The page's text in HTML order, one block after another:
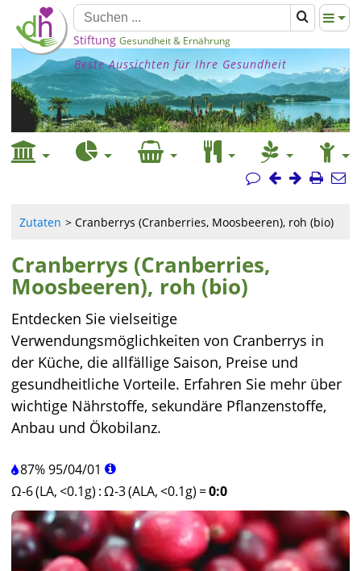
Stiftung Gesundheit & Ernährung
Beste Aussichten für Ihre Gesundheit
Zutaten Cranberrys (Cranberries, Moosbeeren), roh (bio)
Cranberrys (Cranberries,
Moosbeeren), roh (bio)
Entdecken Sie vielseitige
Verwendungsmöglichkeiten von Cranberrys in
der Küche, die allfällige Saison, Preise und
gesundheitliche Vorteile. Erfahren Sie mehr über
wichtige Nährstoffe, sekundäre Pflanzenstoffe,
Anbau und Ökobilanz.
87%95/04/01
Ω-6 (LA, <0.1g) :Ω-3 (ALA, <0.1g) =0:0